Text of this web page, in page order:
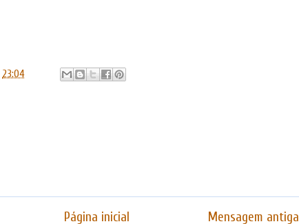
23:04
Mensagem antiga
Página inicial